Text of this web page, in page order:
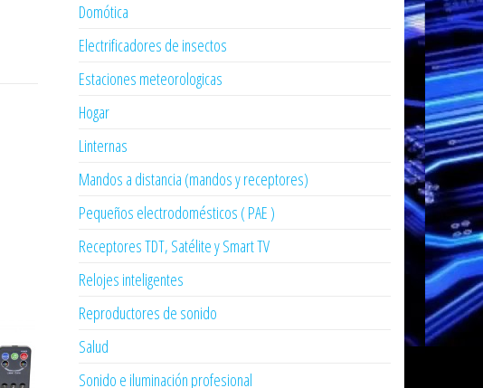
Domótica
Electrificadores de insectos
Estaciones meteorologicas
Hogar
Linternas
Mandos a distancia (mandos y receptores)
Pequeños electrodomésticos ( PAE )
Receptores TDT, Satélite y Smart TV
Relojes inteligentes
Reproductores de sonido
Salud
Sonido e iluminación profesional